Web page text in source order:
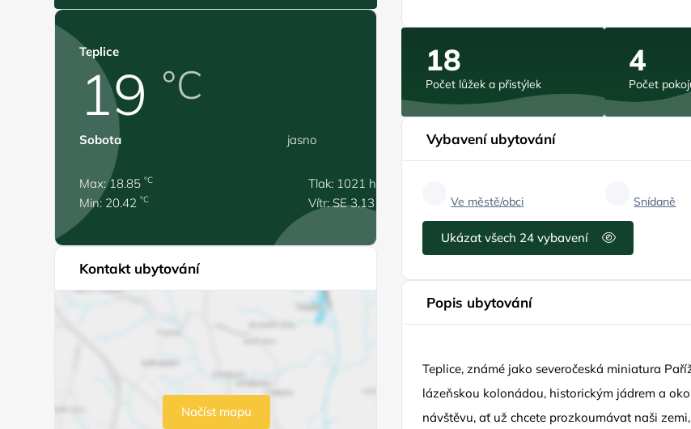
Teplice
19 °C
Sobota jasno
Max: 18.85°C
Min: 20.42°C
Tlak: 1021 hPa
Vítr: SE 3.13 m/s
Kontakt ubytování
Načíst mapu
18
Počet lůžek a přistýlek
4
Počet
Vybavení ubytování
Ve městě/obci Snídaně
Ukázat všech 24 vybavení
Popis ubytování
Teplice, známé jako severočeská miniatura
lázeňskou kolonádou, historickým jádrem a
návštěvu, ať už chcete prozkoumávat naši